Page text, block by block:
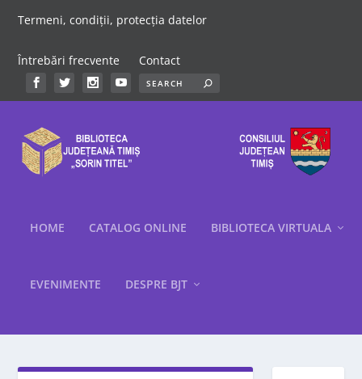
Termeni, condiții, protecția datelor
Întrebări frecvente Contact
HOME CATALOG ONLINE BIBLIOTECA VIRTUALA
EVENIMENTE DESPRE BJT